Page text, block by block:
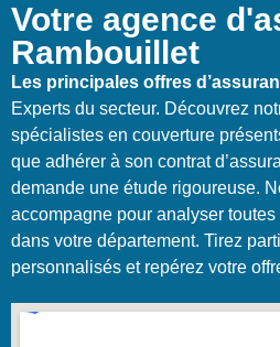
Votre agence
Rambouillet
Les principales offres
Experts du secteur. Découvrez
spécialistes en couverture
que adhérer à son contrat
demande une étude rigoureuse.
accompagne pour analyser
dans votre département. Tirez
personnalisés et repérez votre